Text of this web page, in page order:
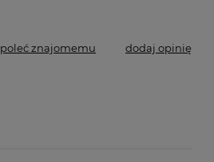
poleć znajomemu
dodaj opinię